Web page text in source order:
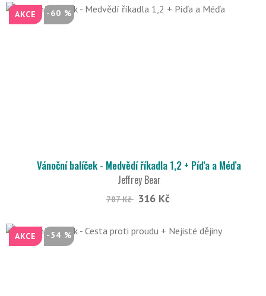
AKCE -60 %
Vánoční balíček - Medvědí říkadla 1,2 + Píďa a Méďa
Jeffrey Bear
787 Kč 316 Kč
AKCE -54 %